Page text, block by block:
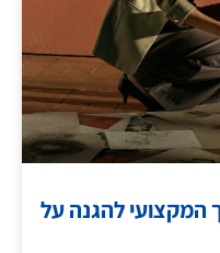
המקצועי להגנה על